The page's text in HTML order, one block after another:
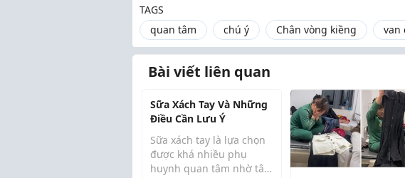
TAGS
quan tâm
chú ý Chân vòng kiềng van
Bài viết liên quan
Sữa Xách Tay Và Những
Điều Cần Lưu Ý
Sữa xách tay là lựa chọn
được khá nhiều phụ
huynh quan tâm nhờ tâm